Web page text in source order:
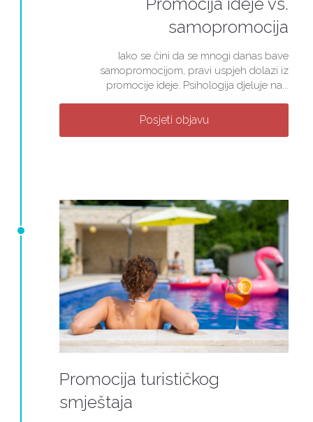
Promocija ideje vs.
samopromocija
Iako se čini da se mnogi danas bave
samopromocijom, pravi uspjeh dolazi iz
promocije ideje. Psihologija djeluje na...
Posjeti objavu
Promocija turističkog
smještaja